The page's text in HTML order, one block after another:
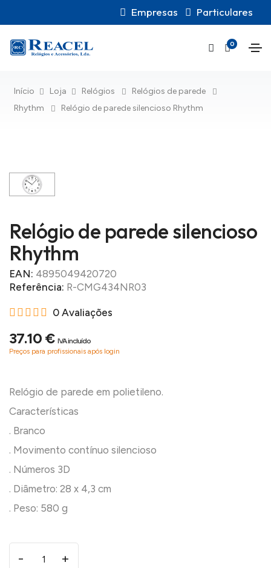
Empresas Particulares
0
Início Loja Relógios
Relógios de parede
Rhythm
Relógio de parede silencioso Rhythm
Relógio de parede silencioso
Rhythm
EAN: 4895049420720
Referência: R-CMG434NR03
0 Avaliações
37.10 € IVA incluído
Preços para profissionais após login
Relógio de parede em polietileno.
Características
. Branco
. Movimento contínuo silencioso
. Números 3D
. Diâmetro: 28 x 4,3 cm
- +